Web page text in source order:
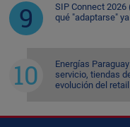
SIP Connect
qué "adaptarse"
Energías
servicio, tiendas
evolución del